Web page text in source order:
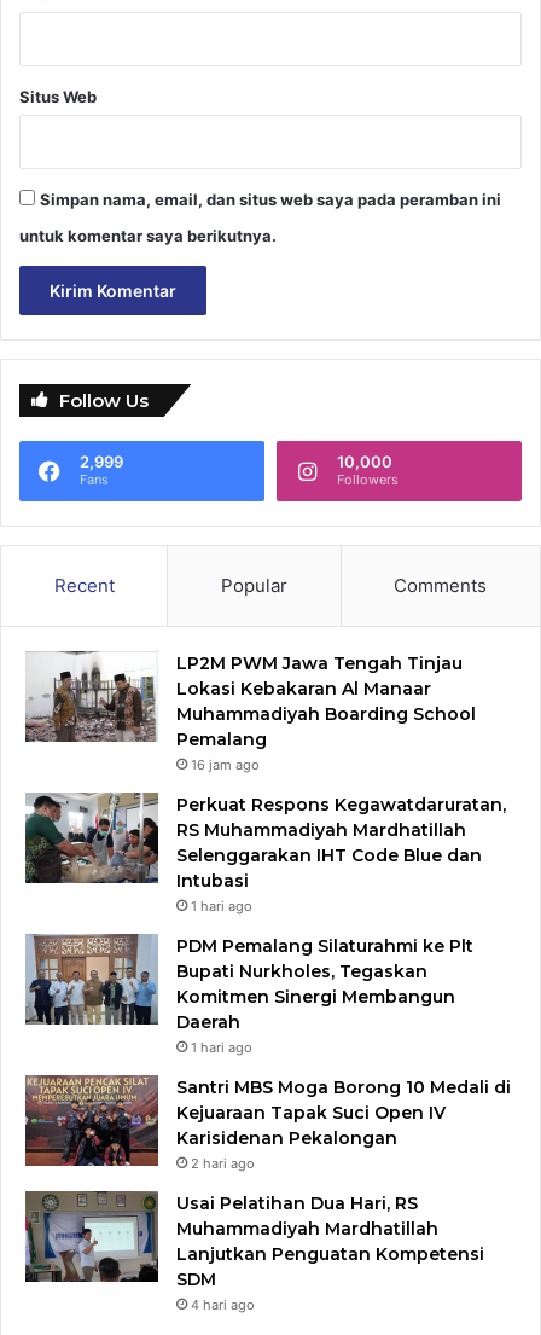
Situs Web
Simpan nama, email, dan situs web saya pada peramban ini
untuk komentar saya berikutnya.
Follow Us
2,999
Fans
10,000
Followers
Recent Popular Comments
LP2M PWM Jawa Tengah Tinjau
Lokasi Kebakaran Al Manaar
Muhammadiyah Boarding School
Pemalang
16 jam ago
Perkuat Respons Kegawatdaruratan,
RS Muhammadiyah Mardhatillah
Selenggarakan IHT Code Blue dan
Intubasi
1 hari ago
PDM Pemalang Silaturahmi ke Plt
Bupati Nurkholes, Tegaskan
Komitmen Sinergi Membangun
Daerah
1 hari ago
Santri MBS Moga Borong 10 Medali di
Kejuaraan Tapak Suci Open IV
Karisidenan Pekalongan
2 hari ago
Usai Pelatihan Dua Hari, RS
Muhammadiyah Mardhatillah
Lanjutkan Penguatan Kompetensi
SDM
4 hari ago